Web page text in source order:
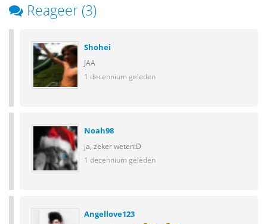
Reageer (3)
Shohei
JAA
1 decennium geleden
Noah98
ja, zeker weten:D
1 decennium geleden
Angellove123